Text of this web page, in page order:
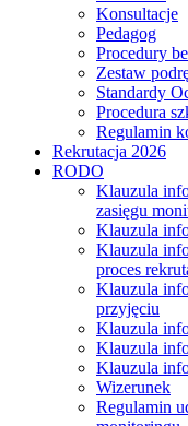
Konsultacje
Pedagog
Procedury
Zestaw
Standardy
Procedura
Regulamin
Rekrutacja 2026
RODO
Klauzula
zasięgu
Klauzula
Klauzula
proces
Klauzula
przyjęciu
Klauzula
Klauzula
Klauzula
Wizerunek
Regulamin